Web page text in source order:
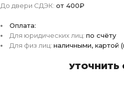
До двери СДЭК: от 400₽
Оплата:
Для юридических лиц: по счёту
Для физ лиц: наличными, картой
УТОЧНИТЬ